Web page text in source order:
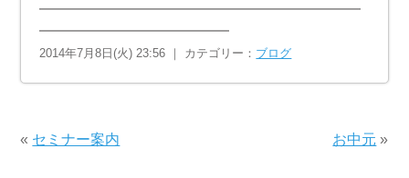
━━━━━━━━━━━━━━━━━━━━━━
━━━━━━━━━━━━━
2014年7月8日(火) 23:56 ｜ カテゴリー： ブログ
« セミナー案内 お中元 »